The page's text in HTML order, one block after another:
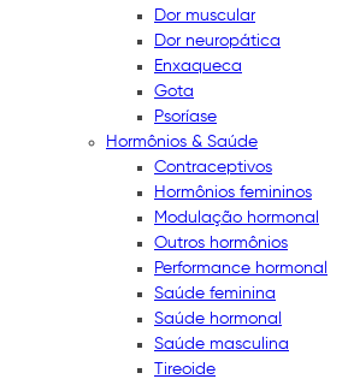
Dor muscular
Dor neuropática
Enxaqueca
Gota
Psoríase
Hormônios & Saúde
Contraceptivos
Hormônios femininos
Modulação hormonal
Outros hormônios
Performance hormonal
Saúde feminina
Saúde hormonal
Saúde masculina
Tireoide